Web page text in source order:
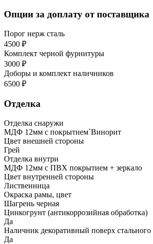
Опции за доплату от поставщика
Порог нерж сталь
4500 ₽
Комплект черной фурнитуры
3000 ₽
Доборы и комплект наличников
6500 ₽
Отделка
Отделка снаружи
МДФ 12мм с покрытием`Винорит
Цвет внешней стороны
Грей
Отделка внутри
МДФ 12мм с ПВХ покрытием + зеркало
Цвет внутренней стороны
Лиственница
Окраска рамы, цвет
Шагрень черная
Цинкогрунт (антикоррозийная обработка)
Да
Наличник декоративный поверх стального
Да